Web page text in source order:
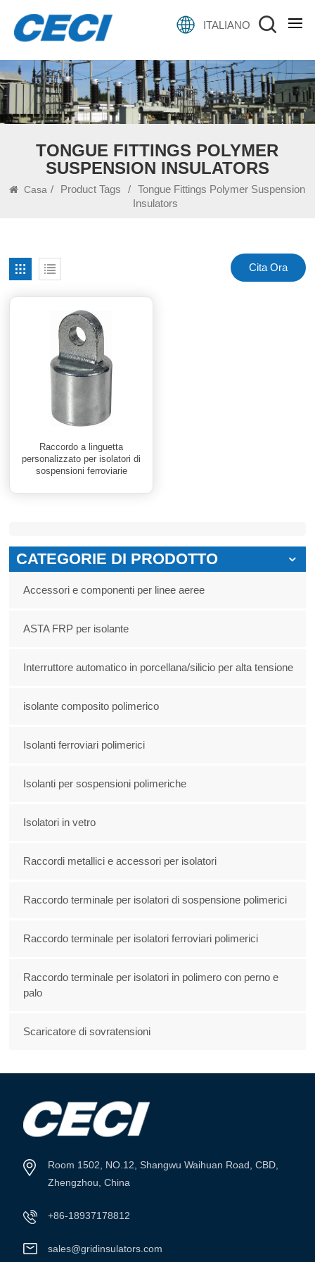
ITALIANO
TONGUE FITTINGS POLYMER
SUSPENSION INSULATORS
Casa / Product Tags /
Tongue Fittings Polymer Suspension
Insulators
Cita Ora
Raccordo a linguetta
personalizzato per isolatori di
sospensioni ferroviarie
CATEGORIE DI PRODOTTO
Accessori e componenti per linee aeree
ASTA FRP per isolante
Interruttore automatico in porcellana/silicio per alta tensione
isolante composito polimerico
Isolanti ferroviari polimerici
Isolanti per sospensioni polimeriche
Isolatori in vetro
Raccordi metallici e accessori per isolatori
Raccordo terminale per isolatori di sospensione polimerici
Raccordo terminale per isolatori ferroviari polimerici
Raccordo terminale per isolatori in polimero con perno e
palo
Scaricatore di sovratensioni
Room 1502, NO.12, Shangwu Waihuan Road, CBD,
Zhengzhou, China
+86-18937178812
sales@gridinsulators.com